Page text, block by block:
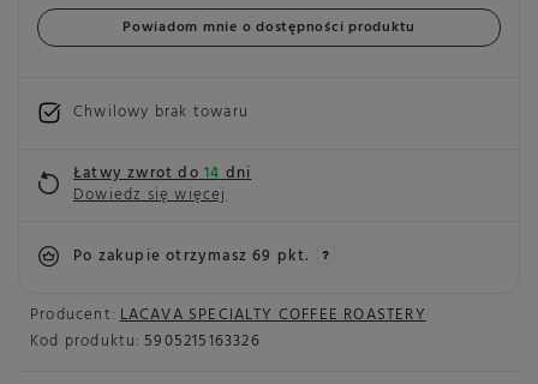
Producent: LACAVA SPECIALTY COFFEE ROASTERY
Kod produktu: 5905215163326
Powiadom mnie o dostępności produktu
Chwilowy brak towaru
Łatwy zwrot do14dni
Dowiedz się więcej
Po zakupie otrzymasz69 pkt.